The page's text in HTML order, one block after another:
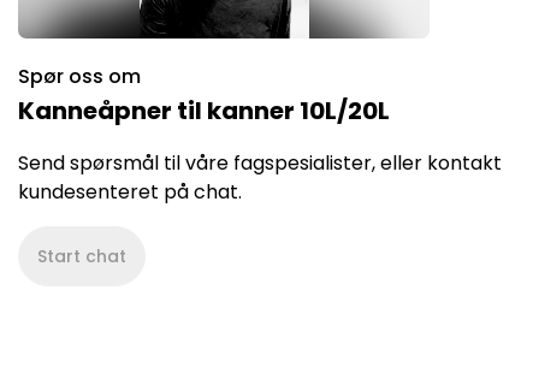
Spør oss om
Kanneåpner til kanner 10L/20L
Send spørsmål til våre fagspesialister, eller kontakt
kundesenteret på chat.
Start chat